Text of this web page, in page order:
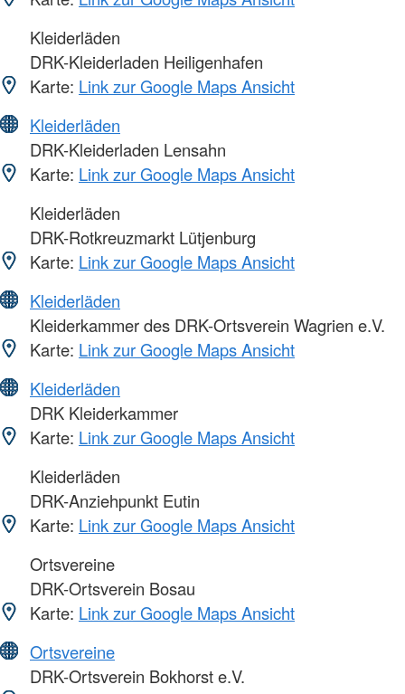
Kleiderläden
DRK-Kleiderladen Heiligenhafen
Karte: Link zur Google Maps Ansicht
Kleiderläden
DRK-Kleiderladen Lensahn
Karte: Link zur Google Maps Ansicht
Kleiderläden
DRK-Rotkreuzmarkt Lütjenburg
Karte: Link zur Google Maps Ansicht
Kleiderläden
Kleiderkammer des DRK-Ortsverein Wagrien e.V.
Karte: Link zur Google Maps Ansicht
Kleiderläden
DRK Kleiderkammer
Karte: Link zur Google Maps Ansicht
Kleiderläden
DRK-Anziehpunkt Eutin
Karte: Link zur Google Maps Ansicht
Ortsvereine
DRK-Ortsverein Bosau
Karte: Link zur Google Maps Ansicht
Ortsvereine
DRK-Ortsverein Bokhorst e.V.